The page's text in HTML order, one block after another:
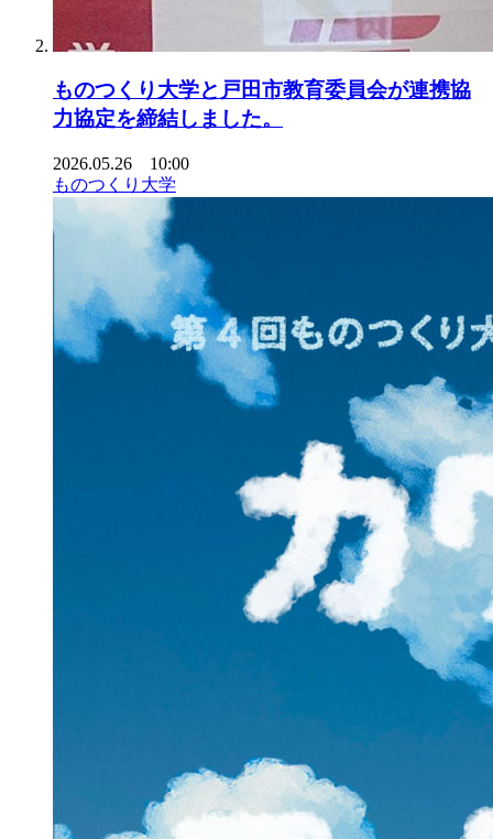
ものつくり大学と戸田市教育委員会が連携協
力協定を締結しました。
2026.05.26 10:00
ものつくり大学